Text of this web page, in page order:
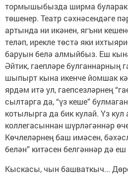
тормышыбызда ширма
төшенер. Театр сәхнәсендәге
артында ни икәнен, ягъни
теләп, ирекле төстә яки
баруын белә алмыйбыз. Еш
Әйтик, гаепләре булганнарның
шыпырт кына икенче йомшак
ярдәм итә ул, гаепсезләрнең
сылтарга да, “үз кеше”
котылырга да бик кулай. Үз
коллегасыннан шүрләгәннәр
Көчлеләрнең баш имәсен,
белән” китәсен белгәннәр дә
Кыскасы, чын башваткыч...